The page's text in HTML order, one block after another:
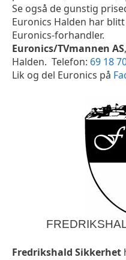
Se også de gunstig
Euronics Halden har
Euronics-forhandler.
Euronics/TVmannen AS
Halden. Telefon: 69 18
Lik og del Euronics på
Fredrikshald Sikkerhet